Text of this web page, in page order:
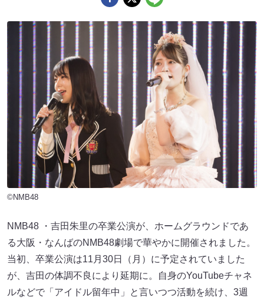
©NMB48
NMB48 ・吉田朱里の卒業公演が、ホームグラウンドであ
る大阪・なんばのNMB48劇場で華やかに開催されました。
当初、卒業公演は11月30日（月）に予定されていました
が、吉田の体調不良により延期に。自身のYouTubeチャネ
ルなどで「アイドル留年中」と言いつつ活動を続け、3週